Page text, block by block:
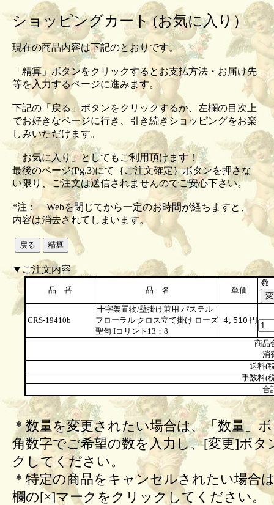
ショッピングカート (お気に入り）
現在の商品内容は下記のとおりです。
「精算」ボタンをクリックするとお支払方法・お届け先
等を入力するページに進みます。
下記の「戻る」ボタンをクリックするか、左欄の目次上
でお好きなページに行き、引き続きショッピングをお楽
しみいただけます。
「お気に入り」としてもご利用頂けます！
最後のページ(Pg.3)にて｛ご注文確定｝ボタンを押さな
い限り、ご注文は送信されませんのでご安心下さい。
*注： Webを閉じてから一定のお時間が経ちますと、
内容は消去されてしまいます。
▼ご注文内容
品 番 品 名 単価
数
CRS-19410b
十字架置物/壁掛け兼用 パステル
フローラル クロス立て掛け ローズ
聖句 Iコリント13：8
4,510 円
商品
消
送料(
手数料(
合
＊数量を変更されたい場合は、「数量」
角数字でご希望の数を入力し、[変更]ボタ
クしてください。
＊特定の商品をキャンセルされたい場合
欄の[×]マークをクリックしてください。